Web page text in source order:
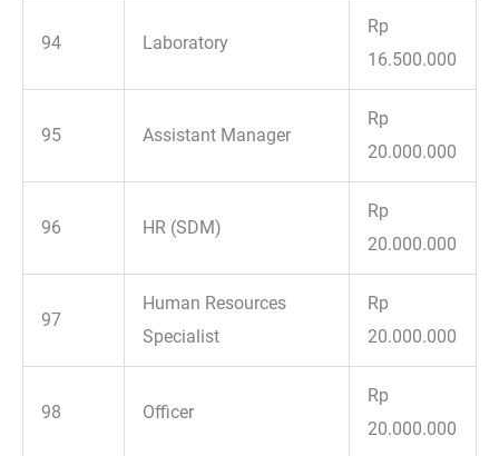
94 Laboratory
Rp
16.500.000
95 Assistant Manager
Rp
20.000.000
96 HR (SDM)
Rp
20.000.000
97
Human Resources
Specialist
Rp
20.000.000
98 Officer
Rp
20.000.000